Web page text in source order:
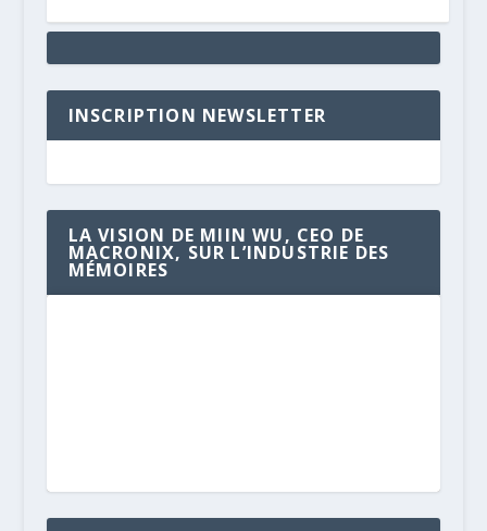
INSCRIPTION NEWSLETTER
LA VISION DE MIIN WU, CEO DE
MACRONIX, SUR L’INDUSTRIE DES
MÉMOIRES